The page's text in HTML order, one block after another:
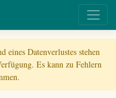
eines Datenverlustes stehen
Es kann zu Fehlern